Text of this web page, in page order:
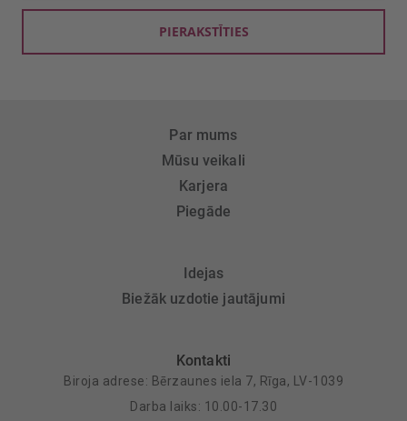
PIERAKSTĪTIES
Par mums
Mūsu veikali
Karjera
Piegāde
Idejas
Biežāk uzdotie jautājumi
Kontakti
Biroja adrese: Bērzaunes iela 7, Rīga, LV-1039
Darba laiks: 10.00-17.30